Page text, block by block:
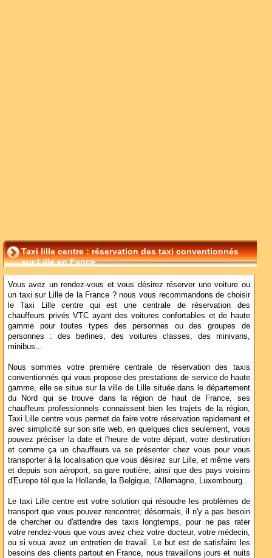
Taxi lille centre : réservation des taxi conventionnés
sur Lille en Fance
Vous avez un rendez-vous et vous désirez réserver une voiture ou
un taxi sur Lille de la France ? nous vous recommandons de choisir
le Taxi Lille centre qui est une centrale de réservation des
chauffeurs privés VTC ayant des voitures confortables et de haute
gamme pour toutes types des personnes ou des groupes de
personnes : des berlines, des voitures classes, des minivans,
minibus...
Nous sommes votre première centrale de réservation des taxis
conventionnés qui vous propose des prestations de service de haute
gamme, elle se situe sur la ville de Lille située dans le département
du Nord qui se trouve dans la région de haut de France, ses
chauffeurs professionnels connaissent bien les trajets de la région,
Taxi Lille centre vous permet de faire votre réservation rapidement et
avec simplicité sur son site web, en quelques clics seulement, vous
pouvez préciser la date et l'heure de votre départ, votre destination
et comme ça un chauffeurs va se présenter chez vous pour vous
transporter à la localisation que vous désirez sur Lille, et même vers
et depuis son aéroport, sa gare routière, ainsi que des pays voisins
d'Europe tél que la Hollande, la Belgique, l'Allemagne, Luxembourg...
Le taxi Lille centre est votre solution qui résoudre les problèmes de
transport que vous pouvez rencontrer, désormais, il n'y a pas besoin
de chercher ou d'attendre des taxis longtemps, pour ne pas rater
votre rendez-vous que vous avez chez votre docteur, votre médecin,
ou si voua avez un entretien de travail. Le but est de satisfaire les
besoins des clients partout en France, nous travaillons jours et nuits